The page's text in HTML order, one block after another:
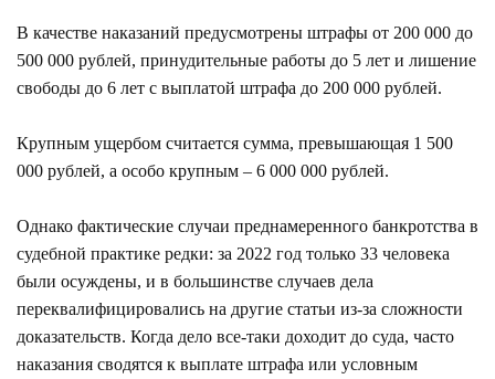
В качестве наказаний предусмотрены штрафы от 200 000 до
500 000 рублей, принудительные работы до 5 лет и лишение
свободы до 6 лет с выплатой штрафа до 200 000 рублей.
Крупным ущербом считается сумма, превышающая 1 500
000 рублей, а особо крупным – 6 000 000 рублей.
Однако фактические случаи преднамеренного банкротства в
судебной практике редки: за 2022 год только 33 человека
были осуждены, и в большинстве случаев дела
переквалифицировались на другие статьи из-за сложности
доказательств. Когда дело все-таки доходит до суда, часто
наказания сводятся к выплате штрафа или условным